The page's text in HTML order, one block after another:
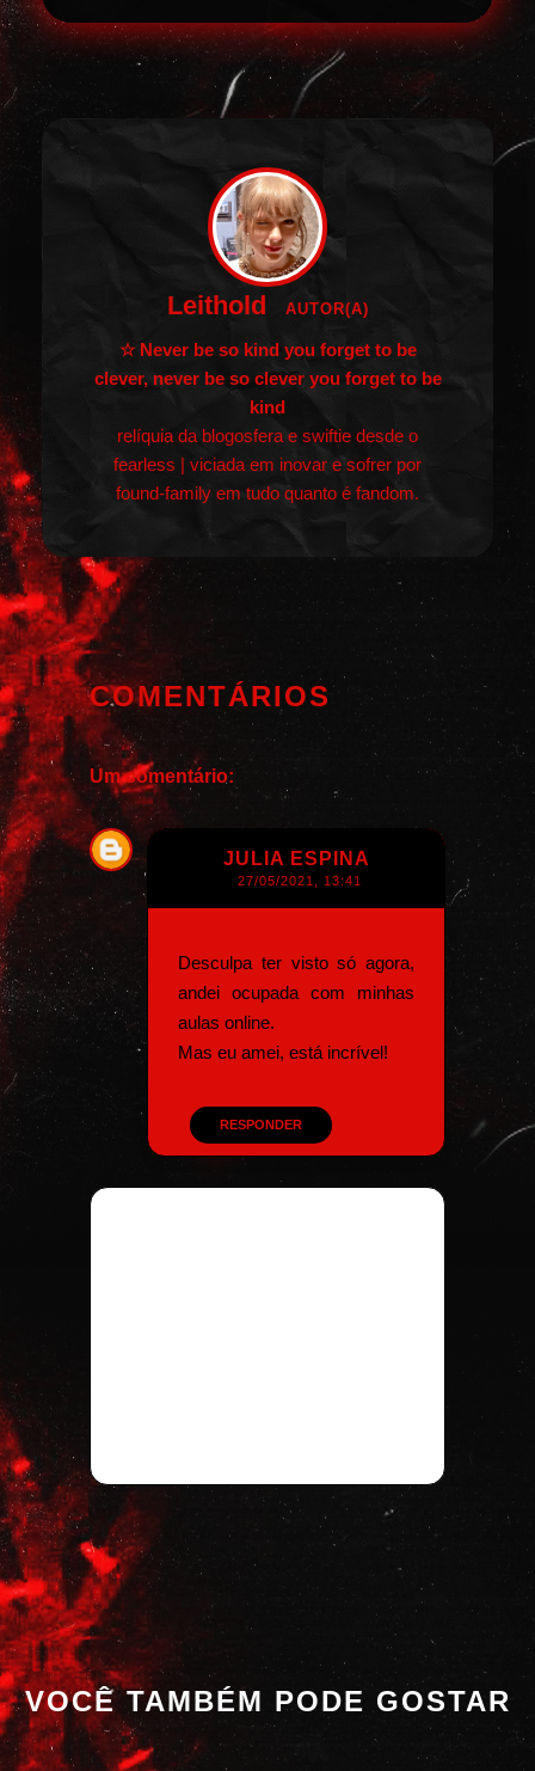
Leithold AUTOR(A)
☆ Never be so kind you forget to be
clever, never be so clever you forget to be
kind
relíquia da blogosfera e swiftie desde o
fearless | viciada em inovar e sofrer por
found-family em tudo quanto é fandom.
COMENTÁRIOS
Um comentário:
JULIA ESPINA
27/05/2021, 13:41
Desculpa ter visto só agora,
andei ocupada com minhas
aulas online.
Mas eu amei, está incrível!
RESPONDER
VOCÊ TAMBÉM PODE GOSTAR